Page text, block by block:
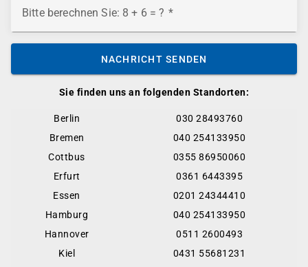
Sie finden uns an folgenden Standorten:
Berlin
030 28493760
Bremen
040 254133950
Cottbus
0355 86950060
Erfurt
0361 6443395
Essen
0201 24344410
Hamburg
040 254133950
Hannover
0511 2600493
Kiel
0431 55681231
Bitte berechnen Sie: 8 + 6 = ?
NACHRICHT SENDEN